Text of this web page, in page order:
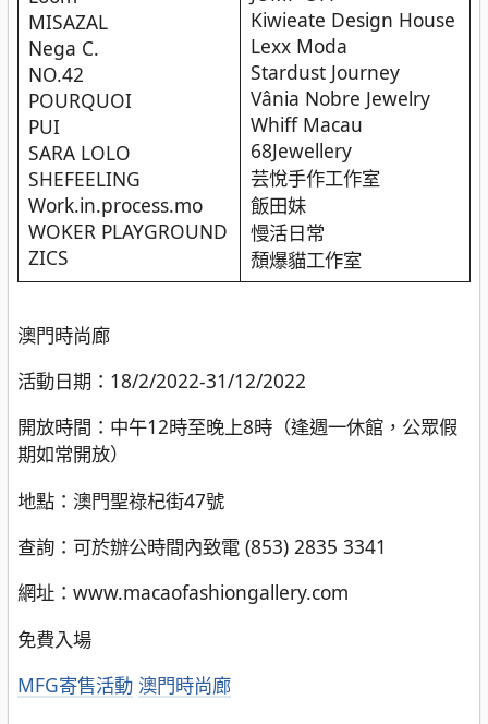
MISAZAL
Nega C.
NO.42
POURQUOI
PUI
SARA LOLO
SHEFEELING
Work.in.process.mo
WOKER PLAYGROUND
ZICS
Kiwieate Design House
Lexx Moda
Stardust Journey
Vânia Nobre Jewelry
Whiff Macau
68Jewellery
芸悅手作工作室
飯田妹
慢活日常
頹爆貓工作室
澳門時尚廊
活動日期：18/2/2022-31/12/2022
開放時間：中午12時至晚上8時（逢週一休館，公眾假
期如常開放）
地點：澳門聖祿杞街47號
查詢：可於辦公時間內致電 (853) 2835 3341
網址：www.macaofashiongallery.com
免費入場
分
MFG寄售活動 澳門時尚廊